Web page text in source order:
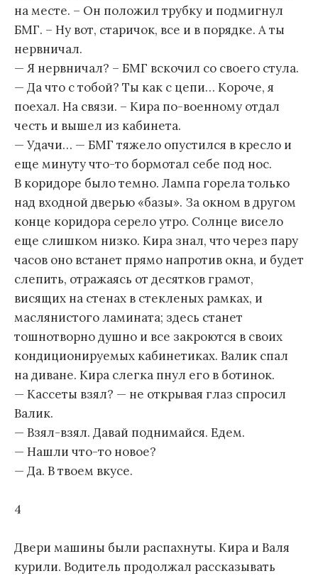
на месте. – Он положил трубку и подмигнул
БМГ. – Ну вот, старичок, все и в порядке. А ты
нервничал.
— Я нервничал? – БМГ вскочил со своего стула.
— Да что с тобой? Ты как с цепи… Короче, я
поехал. На связи. – Кира по-военному отдал
честь и вышел из кабинета.
— Удачи… — БМГ тяжело опустился в кресло и
еще минуту что-то бормотал себе под нос.
В коридоре было темно. Лампа горела только
над входной дверью «базы». За окном в другом
конце коридора серело утро. Солнце висело
еще слишком низко. Кира знал, что через пару
часов оно встанет прямо напротив окна, и будет
слепить, отражаясь от десятков грамот,
висящих на стенах в стекленых рамках, и
маслянистого ламината; здесь станет
тошнотворно душно и все закроются в своих
кондиционируемых кабинетиках. Валик спал
на диване. Кира слегка пнул его в ботинок.
— Кассеты взял? — не открывая глаз спросил
Валик.
— Взял-взял. Давай поднимайся. Едем.
— Нашли что-то новое?
— Да. В твоем вкусе.
4
Двери машины были распахнуты. Кира и Валя
курили. Водитель продолжал рассказывать